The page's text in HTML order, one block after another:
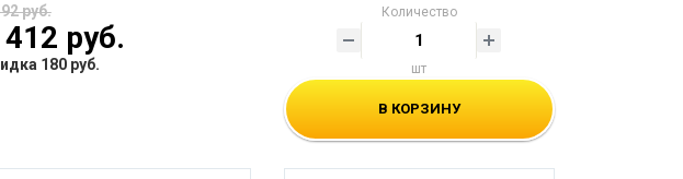
руб.
руб.
180 руб.
Количество
шт
В КОРЗИНУ